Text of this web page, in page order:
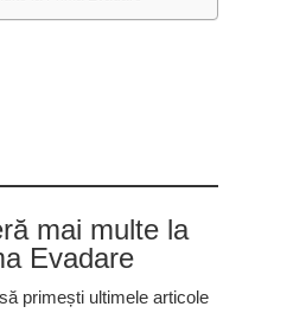
mai multe la
Evadare
primești ultimele articole